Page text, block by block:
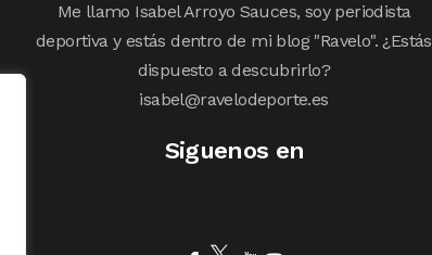
Me llamo Isabel Arroyo Sauces, soy periodista
deportiva y estás dentro de mi blog "Ravelo". ¿Estás
dispuesto a descubrirlo?
isabel@ravelodeporte.es
Siguenos en